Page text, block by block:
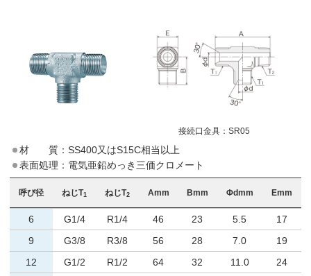
接続口金具： SR05
材 質：SS400又はS15C相当以上
表面処理：電気亜鉛めっき三価クロメート
呼び径 ねじT1 ねじT2 Amm Bmm Φdmm Emm
6 G1/4 R1/4 46 23 5.5
17
9
G3/8 R3/8 56 28 7.0
19
12
G1/2 R1/2 64 32 11.0
24